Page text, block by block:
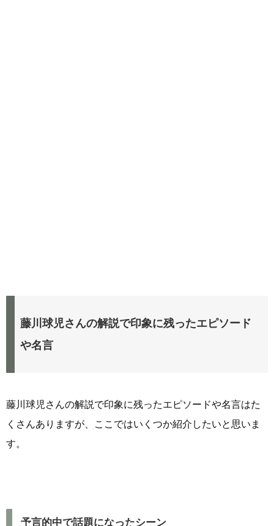
藤川球児さんの解説で印象に残ったエピソード
や名言
藤川球児さんの解説で印象に残ったエピソードや名言はた
くさんありますが、ここではいくつか紹介したいと思いま
す。
予言的中で話題になったシーン